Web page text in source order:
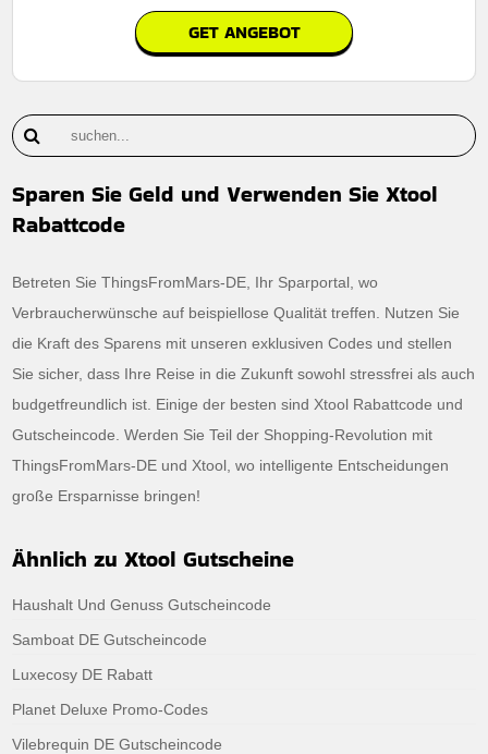
GET ANGEBOT
Sparen Sie Geld und Verwenden Sie Xtool
Rabattcode
Betreten Sie ThingsFromMars-DE, Ihr Sparportal, wo
Verbraucherwünsche auf beispiellose Qualität treffen. Nutzen Sie
die Kraft des Sparens mit unseren exklusiven Codes und stellen
Sie sicher, dass Ihre Reise in die Zukunft sowohl stressfrei als auch
budgetfreundlich ist. Einige der besten sind Xtool Rabattcode und
Gutscheincode. Werden Sie Teil der Shopping-Revolution mit
ThingsFromMars-DE und Xtool, wo intelligente Entscheidungen
große Ersparnisse bringen!
Ähnlich zu Xtool Gutscheine
Haushalt Und Genuss Gutscheincode
Samboat DE Gutscheincode
Luxecosy DE Rabatt
Planet Deluxe Promo-Codes
Vilebrequin DE Gutscheincode